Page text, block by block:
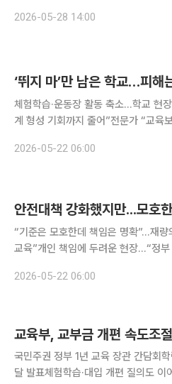
력 배치 기준도 기존 ‘학생 50명당 1명
2026-05-28 14:00
‘뛰지 마’만 남은 학교…피
체험학습·운동장 활동 축소…학교 현
계 형성 기회까지 줄어”전문가 “교육보다
회성 위축을 우려하는 목소리가 커지
2026-05-22 06:00
“기준은 모호한데 책임은 명확”...재
교육”개인 책임에 두려운 현장...“정부 책임 함께 져야” 교육당국이
은 없고 책임만 있다”고 호소한다. 교
2026-05-22 06:00
국민주권 정부 1년 교육 장관 간담회
달 발표체험학습·대입 개편 질의도 이어져 최교진 교육부 장관이 지방교육재정교부금